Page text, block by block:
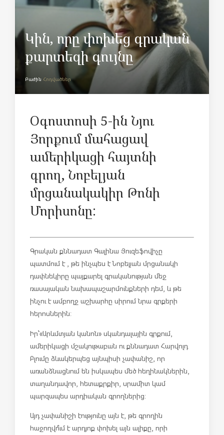
Կին, որը փոխեց գրական
քարտեզի գույնը
Բաժին Հոդվածներ
Օգոստոսի 5-ին Նյու
Յորքում մահացավ
ամերիկացի հայտնի
գրող, Նոբելյան
մրցանակակիր Թոնի
Մորիսոնը:
Գրական քննադատ Գալինա Յուզեֆովիչը
պատմում է , թե ինչպես է Նոբելյան մրցանակի
դափնեկիրը պայքարել գրականության մեջ
ռասայական նախապաշարմունքների դեմ, և թե
ինչու է ամբողջ աշխարհը սիրում նրա գրքերի
հերոսներին:
Իր՝«Արևմտյան կանոն» սկանդալային գրքում,
ամերիկացի մշակութաբան ու քննադատ Հարվոլդ
Բլումը ձևակերպեց այնպիսի չափանիշ, որ
առանձնացնում են իսկապես մեծ հեղինակներին,
տաղանդավոր, հետաքրքիր, սրամիտ կամ
պարզապես արդիական գրողներից:
Այդ չափանիշի էությունը այն է, թե գրողին
հաջողվո՞ւմ է արդյոք փոխել այն ալիքը, որի